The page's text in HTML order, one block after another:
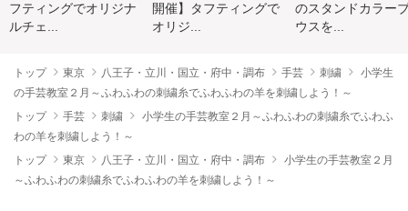
フティングでオリジナ
ルチェ...
開催】タフティングで
オリジ...
のスタンドカラー
ウスを...
トップ 東京 八王子・立川・国立・府中・調布 手芸 刺繍
小学生
の手芸教室２月～ふわふわの刺繍糸でふわふわの羊を刺繍しよう！～
トップ
手芸 刺繍
小学生の手芸教室２月～ふわふわの刺繍糸でふわふ
わの羊を刺繍しよう！～
トップ
東京 八王子・立川・国立・府中・調布
小学生の手芸教室２月
～ふわふわの刺繍糸でふわふわの羊を刺繍しよう！～